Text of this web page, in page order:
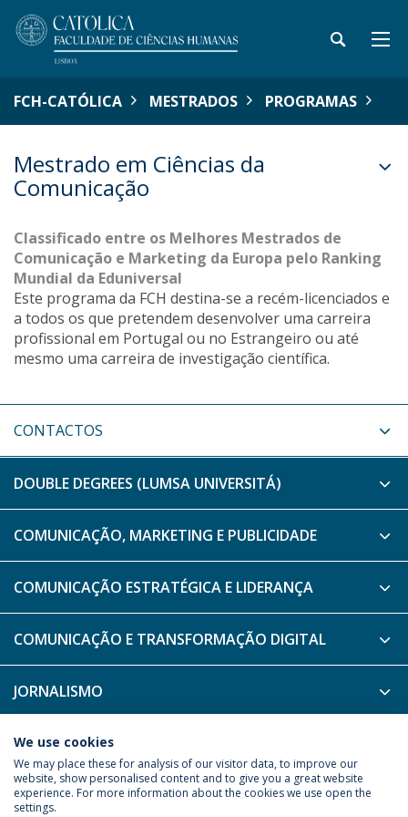
FCH-CATÓLICA MESTRADOS PROGRAMAS
Mestrado em Ciências da
Comunicação
Classificado entre os Melhores Mestrados de
Comunicação e Marketing da Europa pelo Ranking
Mundial da Eduniversal
Este programa da FCH destina-se a recém-licenciados e
a todos os que pretendem desenvolver uma carreira
profissional em Portugal ou no Estrangeiro ou até
mesmo uma carreira de investigação científica.
CONTACTOS
DOUBLE DEGREES (LUMSA UNIVERSITÁ)
COMUNICAÇÃO, MARKETING E PUBLICIDADE
COMUNICAÇÃO ESTRATÉGICA E LIDERANÇA
COMUNICAÇÃO E TRANSFORMAÇÃO DIGITAL
JORNALISMO
MEDIA E ENTRETENIMENTO
Política de Privacidade
Termos & Condições
We use cookies
We may place these for analysis of our visitor data, to improve our
website, show personalised content and to give you a great website
experience. For more information about the cookies we use open the
settings.